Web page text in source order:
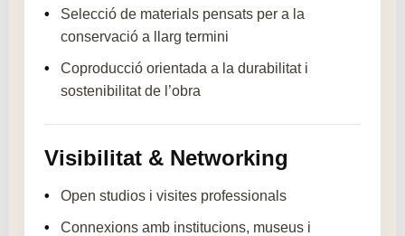
Selecció de materials pensats per a la
conservació a llarg termini
Coproducció orientada a la durabilitat i
sostenibilitat de l’obra
Visibilitat & Networking
Open studios i visites professionals
Connexions amb institucions, museus i